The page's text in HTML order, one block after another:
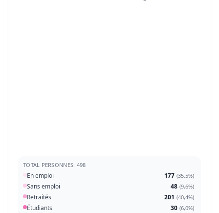
TOTAL PERSONNES: 498
En emploi 177 (35,5%)
Sans emploi 48 (9,6%)
Retraités 201 (40,4%)
Étudiants 30 (6,0%)